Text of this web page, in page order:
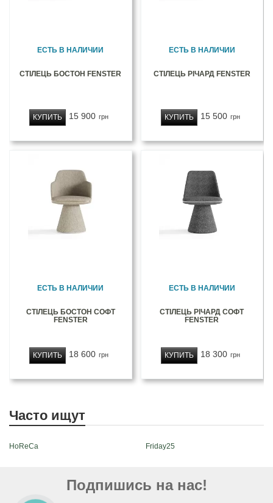
ЕСТЬ В НАЛИЧИИ
СТІЛЕЦЬ БОСТОН FENSTER
15 900 грн
КУПИТЬ
ЕСТЬ В НАЛИЧИИ
СТІЛЕЦЬ РІЧАРД FENSTER
15 500 грн
КУПИТЬ
ЕСТЬ В НАЛИЧИИ
СТІЛЕЦЬ БОСТОН СОФТ
FENSTER
18 600 грн
КУПИТЬ
ЕСТЬ В НАЛИЧИИ
СТІЛЕЦЬ РІЧАРД СОФТ
FENSTER
18 300 грн
КУПИТЬ
Часто ищут
HoReCa Friday25
Подпишись на нас!